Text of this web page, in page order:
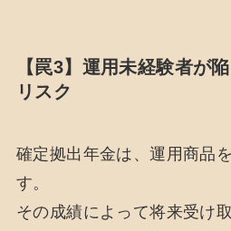
【罠3】運用未経験者が
リスク
確定拠出年金は、運用商品
す。
その成績によって将来受け